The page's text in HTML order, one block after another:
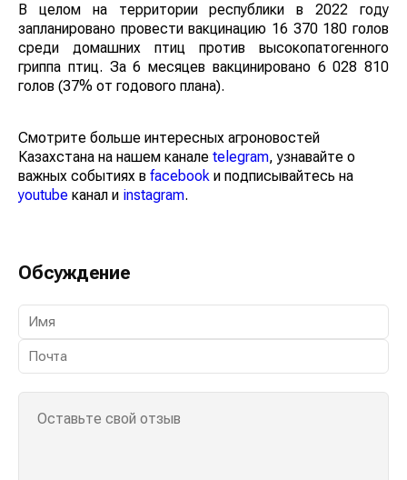
В целом на территории республики в 2022 году
запланировано провести вакцинацию 16 370 180 голов
среди домашних птиц против высокопатогенного
гриппа птиц. За 6 месяцев вакцинировано 6 028 810
голов (37% от годового плана).
Смотрите больше интересных агроновостей
Казахстана на нашем канале telegram, узнавайте о
важных событиях в facebook и подписывайтесь на
youtube канал и instagram.
Обсуждение